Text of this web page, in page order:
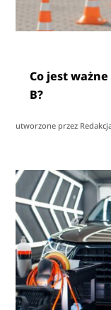
Co jest
B?
utworzone przez